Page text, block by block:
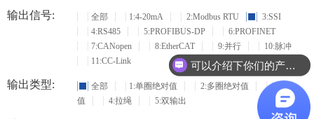
输出信号: 全部 1:4-20mA 2:Modbus RTU
3:SSI
4:RS485
5:PROFIBUS-DP
6:PROFINET
7:CANopen
8:EtherCAT 9:并行
10:脉冲
11:CC-Link
输出类型: 全部 1:单圈绝对值 2:多圈绝对值
3:增量
值
4:拉绳 5:双输出
可以介绍下你们的产品么？